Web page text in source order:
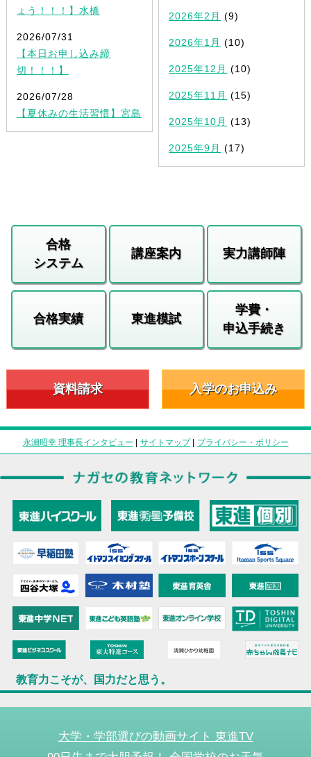
ょう！！！】水橋
2026/07/31
【本日お申し込み締
切！！！】
2026/07/28
【夏休みの生活習慣】宮島
2026年2月 (9)
2026年1月 (10)
2025年12月 (10)
2025年11月 (15)
2025年10月 (13)
2025年9月 (17)
合格
システム
講座案内 実力講師陣
合格実績 東進模試
学費・
申込手続き
資料請求 入学のお申込み
永瀬昭幸 理事長インタビュー | サイトマップ| プライバシー・ポリシー
教育力こそが、国力だと思う。
大学・学部選びの動画サイト 東進TV